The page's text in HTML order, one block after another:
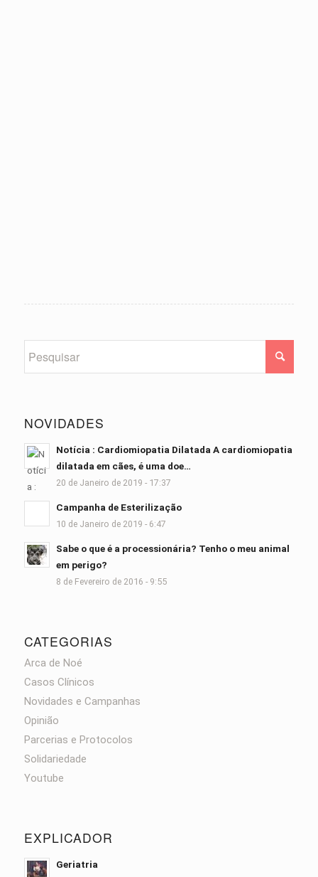
NOVIDADES
Notícia : Cardiomiopatia Dilatada A cardiomiopatia
dilatada em cães, é uma doe…
20 de Janeiro de 2019 - 17:37
Campanha de Esterilização
10 de Janeiro de 2019 - 6:47
Sabe o que é a processionária? Tenho o meu animal
em perigo?
8 de Fevereiro de 2016 - 9:55
CATEGORIAS
Arca de Noé
Casos Clínicos
Novidades e Campanhas
Opinião
Parcerias e Protocolos
Solidariedade
Youtube
EXPLICADOR
Geriatria